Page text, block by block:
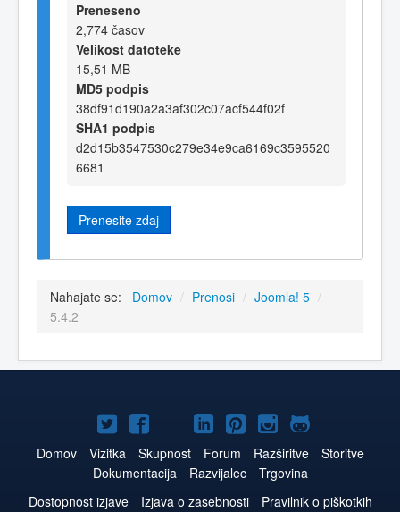
Preneseno
2,774 časov
Velikost datoteke
15,51 MB
MD5 podpis
38df91d190a2a3af302c07acf544f02f
SHA1 podpis
d2d15b3547530c279e34e9ca6169c3595520
6681
Prenesite zdaj
Nahajate se: Domov / Prenosi / Joomla! 5 /
5.4.2
Joomla!
na
Twitter
Joomla!
na
Facebook
Joomla!
na
YouTube
Joomla!
na
LinkedIn
Joomla!
na
Pinterest
Joomla!
na
Instagram
Joomla!
na
GitHub
Domov Vizitka Skupnost Forum Razširitve
Storitve
Dokumentacija
Razvijalec
Trgovina
Dostopnost izjave
Izjava o zasebnosti
Pravilnik o piškotkih